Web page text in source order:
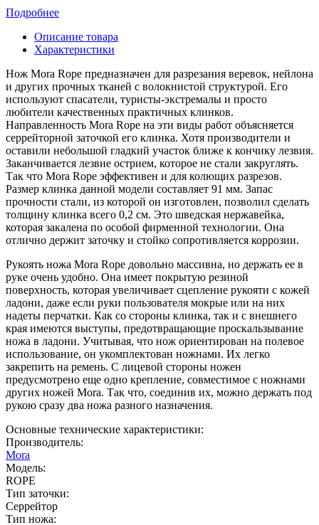
Подробнее
Описание товара
Характеристики
Нож Mora Rope предназначен для разрезания веревок, нейлона
и других прочных тканей с волокнистой структурой. Его
используют спасатели, туристы-экстремалы и просто
любители качественных практичных клинков.
Направленность Mora Rope на эти виды работ объясняется
серрейторной заточкой его клинка. Хотя производители и
оставили небольшой гладкий участок ближе к кончику лезвия.
Заканчивается лезвие острием, которое не стали закруглять.
Так что Mora Rope эффективен и для колющих разрезов.
Размер клинка данной модели составляет 91 мм. Запас
прочности стали, из которой он изготовлен, позволил сделать
толщину клинка всего 0,2 см. Это шведская нержавейка,
которая закалена по особой фирменной технологии. Она
отлично держит заточку и стойко сопротивляется коррозии.
Рукоять ножа Mora Rope довольно массивна, но держать ее в
руке очень удобно. Она имеет покрытую резиной
поверхность, которая увеличивает сцепление рукояти с кожей
ладони, даже если руки пользователя мокрые или на них
надеты перчатки. Как со стороны клинка, так и с внешнего
края имеются выступы, предотвращающие проскальзывание
ножа в ладони. Учитывая, что нож ориентирован на полевое
использование, он укомплектован ножнами. Их легко
закрепить на ремень. С лицевой стороны ножен
предусмотрено еще одно крепление, совместимое с ножнами
других ножей Mora. Так что, соединив их, можно держать под
рукою сразу два ножа разного назначения.
Основные технические характеристики:
Производитель:
Mora
Модель:
ROPE
Тип заточки:
Серрейтор
Тип ножа: